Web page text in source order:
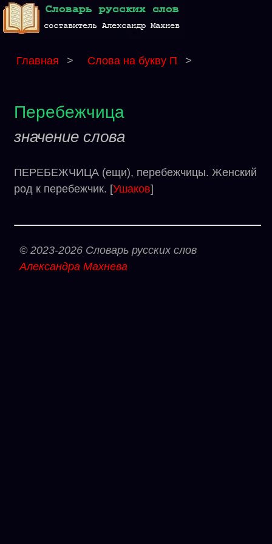
Главная > Слова на букву П >
Перебежчица
значение слова
ПЕРЕБЕЖЧИЦА (ещи), перебежчицы. Женский
род к перебежчик. [Ушаков]
© 2023-2026 Словарь русских слов
Александра Махнева